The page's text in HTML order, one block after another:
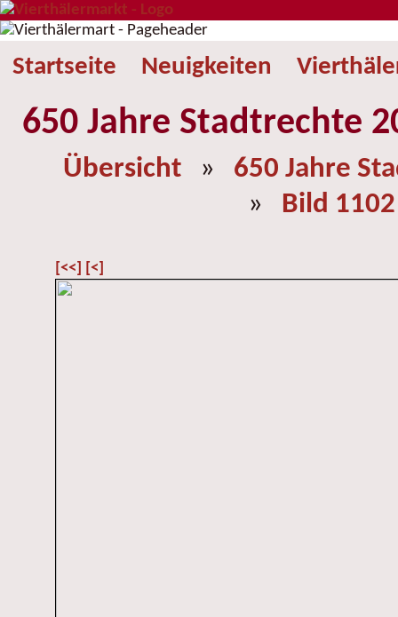
Startseite Neuigkeiten
650 Jahre Stadtrechte
Übersicht » 650 Jahre
» Bild 1102
[<<] [<]